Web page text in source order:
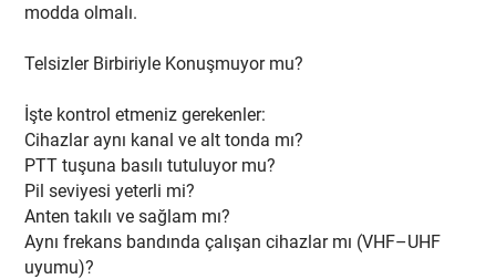
modda olmalı.
Telsizler Birbiriyle Konuşmuyor mu?
İşte kontrol etmeniz gerekenler:
Cihazlar aynı kanal ve alt tonda mı?
PTT tuşuna basılı tutuluyor mu?
Pil seviyesi yeterli mi?
Anten takılı ve sağlam mı?
Aynı frekans bandında çalışan cihazlar mı (VHF–UHF
uyumu)?